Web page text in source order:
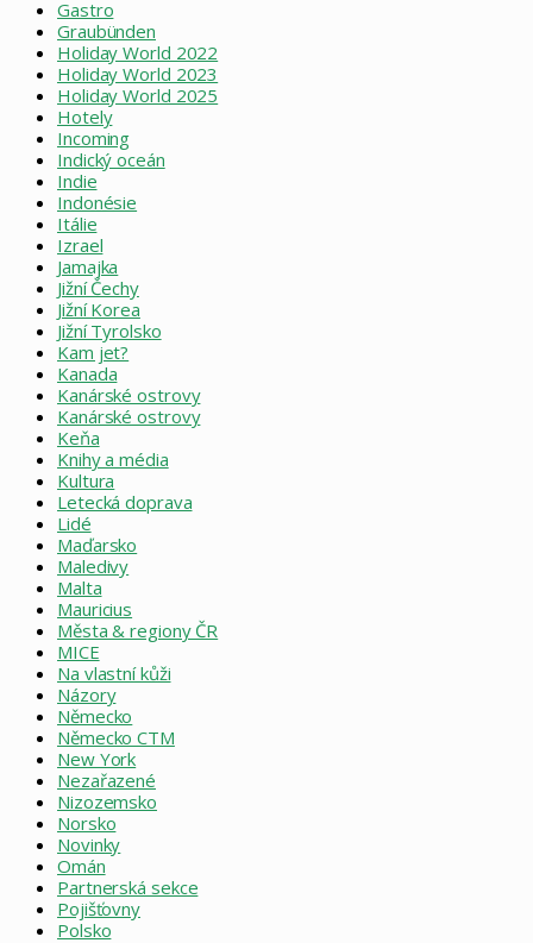
Gastro
Graubünden
Holiday World 2022
Holiday World 2023
Holiday World 2025
Hotely
Incoming
Indický oceán
Indie
Indonésie
Itálie
Izrael
Jamajka
Jižní Čechy
Jižní Korea
Jižní Tyrolsko
Kam jet?
Kanada
Kanárské ostrovy
Kanárské ostrovy
Keňa
Knihy a média
Kultura
Letecká doprava
Lidé
Maďarsko
Maledivy
Malta
Mauricius
Města & regiony ČR
MICE
Na vlastní kůži
Názory
Německo
Německo CTM
New York
Nezařazené
Nizozemsko
Norsko
Novinky
Omán
Partnerská sekce
Pojišťovny
Polsko